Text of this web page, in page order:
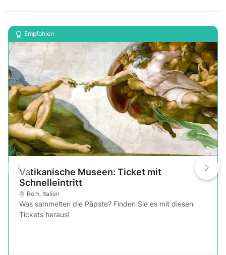
Empfohlen
Vatikanische Museen: Ticket mit
Schnelleintritt
Rom, Italien
Was sammelten die Päpste? Finden Sie es mit diesen
Tickets heraus!